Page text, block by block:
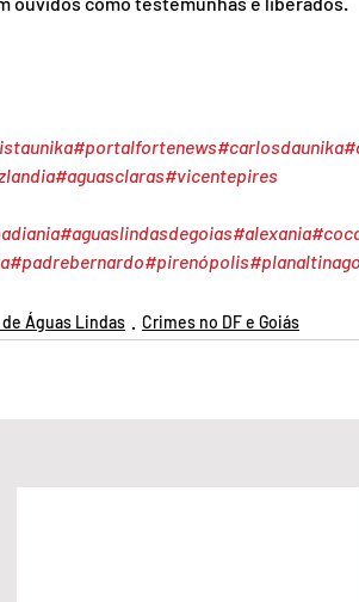
#portalfortenews#carlosdaunika
#aguasclaras#vicentepires
#aguaslindasdegoias#alexania
#padrebernardo#pirenópolis#planaltinago
Águas Lindas Crimes no DF e Goiás